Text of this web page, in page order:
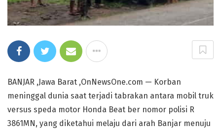
BANJAR ,Jawa Barat ,OnNewsOne.com — Korban
meninggal dunia saat terjadi tabrakan antara mobil truk
versus speda motor Honda Beat ber nomor polisi R
3861MN, yang diketahui melaju dari arah Banjar menuju